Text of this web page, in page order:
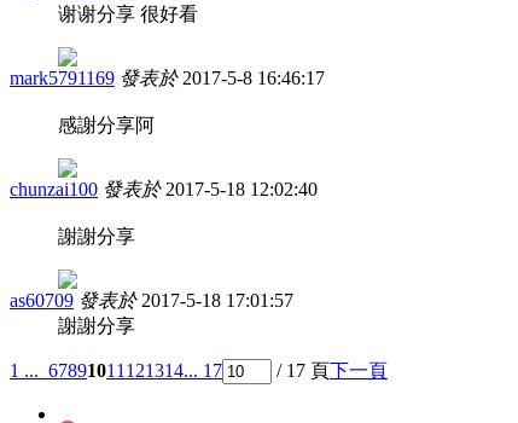
谢谢分享 很好看
mark5791169 發表於 2017-5-8 16:46:17
感謝分享阿
chunzai100 發表於 2017-5-18 12:02:40
謝謝分享
as60709 發表於 2017-5-18 17:01:57
謝謝分享
1 ... 67891011 121314... 17 / 17 頁下一頁